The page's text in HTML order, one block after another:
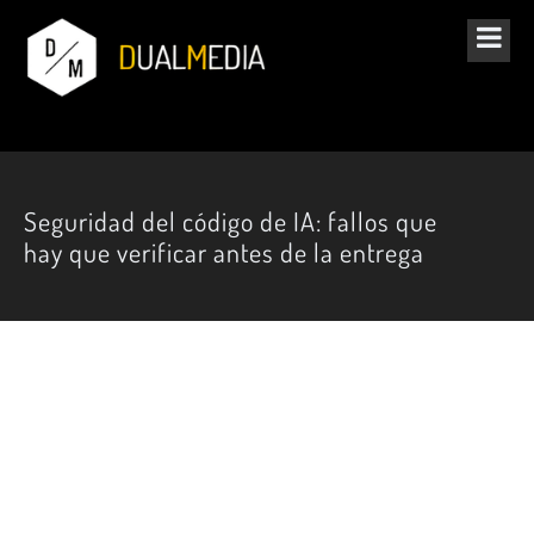
Seguridad del código de IA: fallos que
hay que verificar antes de la entrega